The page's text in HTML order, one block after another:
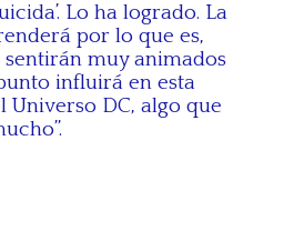
Lo ha logrado. La
por lo que es,
muy animados
influirá en esta
Universo DC, algo que